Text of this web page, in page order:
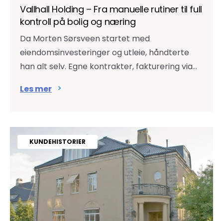
Vallhall Holding – Fra manuelle rutiner til full
kontroll på bolig og næring
Da Morten Sørsveen startet med
eiendomsinvesteringer og utleie, håndterte
han alt selv. Egne kontrakter, fakturering via...
Les mer
KUNDEHISTORIER